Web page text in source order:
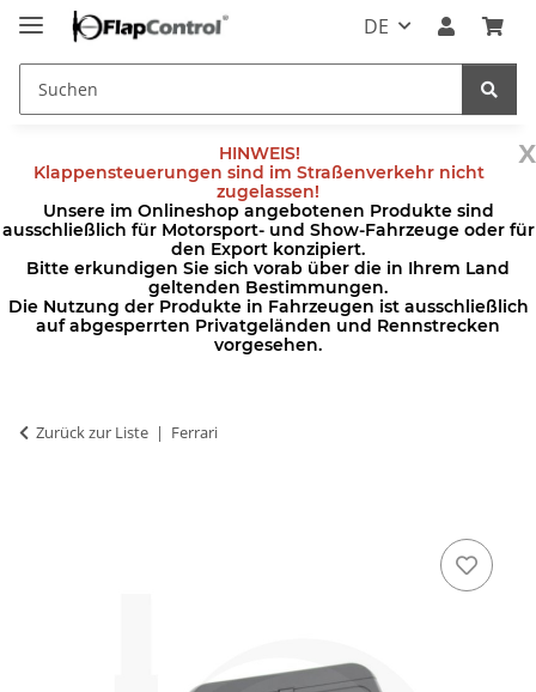
DE
x
HINWEIS!
Klappensteuerungen sind im Straßenverkehr nicht
zugelassen!
Unsere im Onlineshop angebotenen Produkte sind
ausschließlich für Motorsport- und Show-Fahrzeuge oder für
den Export konzipiert.
Bitte erkundigen Sie sich vorab über die in Ihrem Land
geltenden Bestimmungen.
Die Nutzung der Produkte in Fahrzeugen ist ausschließlich
auf abgesperrten Privatgeländen und Rennstrecken
vorgesehen.
Zurück zur Liste Ferrari